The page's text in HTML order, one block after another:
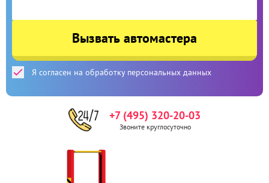
Вызвать автомастера
Я согласен на обработку персональных данных
+7 (495) 320-20-03
Звоните круглосуточно